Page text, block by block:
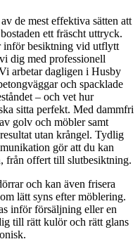
de mest effektiva sätten att
ett fräscht uttryck.
inför besiktning vid utflytt
dig med professionell
arbetar dagligen i Husby
och spacklade
– och vet hur
sitta perfekt. Med dammfri
golv och möbler samt
utan krångel. Tydlig
gör att du kan
från offert till slutbesiktning.
och kan även frisera
lätt syns efter möblering.
inför försäljning eller en
till rätt kulör och rätt glans